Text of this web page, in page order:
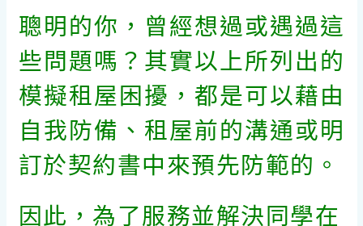
聰明的你，曾經想過或遇過這
些問題嗎？其實以上所列出的
模擬租屋困擾，都是可以藉由
自我防備、租屋前的溝通或明
訂於契約書中來預先防範的。
因此，為了服務並解決同學在